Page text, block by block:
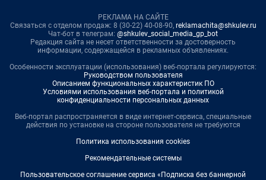
РЕКЛАМА НА САЙТЕ
Связаться с отделом продаж: 8 (30-22) 40-08-90, reklamachita@shkulev.ru
Чат-бот в телеграм: @shkulev_social_media_gp_bot
Редакция сайта не несет ответственности за достоверность
информации, содержащейся в рекламных объявлениях.
Особенности эксплуатации (использования) веб-портала регулируются:
Руководством пользователя
Описанием функциональных характеристик ПО
Условиями использования веб-портала и политикой
конфиденциальности персональных данных
Веб-портал распространяется в виде интернет-сервиса, специальные
действия по установке на стороне пользователя не требуются
Политика использования cookies
Рекомендательные системы
Пользовательское соглашение сервиса «Подписка без баннерной